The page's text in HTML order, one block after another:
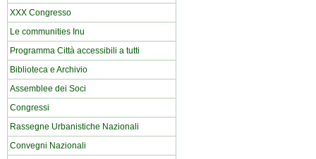
XXX Congresso
Le communities Inu
Programma Città accessibili a tutti
Biblioteca e Archivio
Assemblee dei Soci
Congressi
Rassegne Urbanistiche Nazionali
Convegni Nazionali